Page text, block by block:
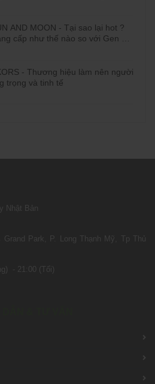
AND MOON - Tại sao lại hot ?
cấp như thế nào so với Gen cũ
- Thương hiệu làm nên người
trọng và tinh tế
Nhật Bản
Park, P. Long Thạnh Mỹ, Tp Thủ
- 21:00 (Tối)